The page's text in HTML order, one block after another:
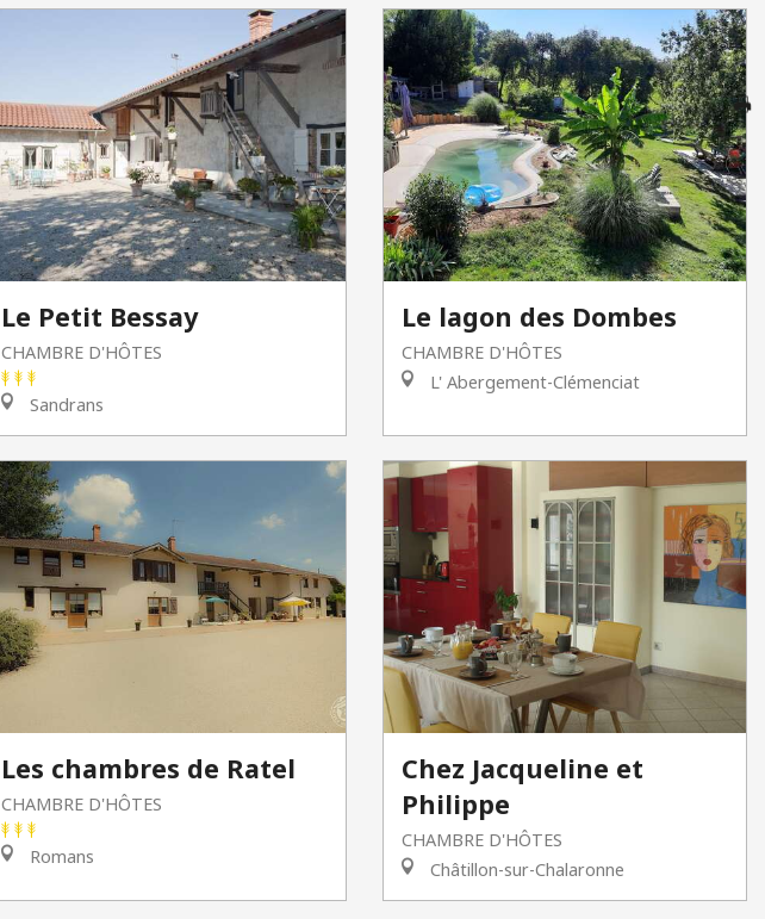
Le Petit Bessay
CHAMBRE D'HÔTES
Sandrans
Le lagon des Dombes
CHAMBRE D'HÔTES
L' Abergement-Clémenciat
Les chambres de Ratel
CHAMBRE D'HÔTES
Romans
Chez Jacqueline et
Philippe
CHAMBRE D'HÔTES
Châtillon-sur-Chalaronne